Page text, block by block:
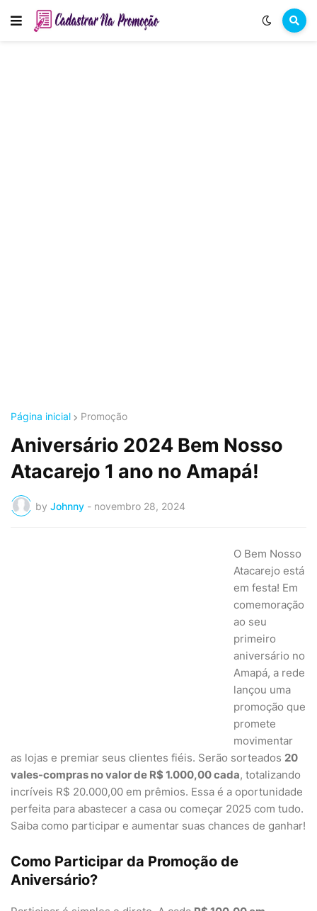
Página inicial Promoção
Aniversário 2024 Bem Nosso
Atacarejo 1 ano no Amapá!
by Johnny - novembro 28, 2024
O Bem Nosso
Atacarejo está
em festa! Em
comemoração
ao seu
primeiro
aniversário no
Amapá, a rede
lançou uma
promoção que
promete
movimentar
as lojas e premiar seus clientes fiéis. Serão sorteados 20
vales-compras no valor de R$ 1.000,00 cada, totalizando
incríveis R$ 20.000,00 em prêmios. Essa é a oportunidade
perfeita para abastecer a casa ou começar 2025 com tudo.
Saiba como participar e aumentar suas chances de ganhar!
Como Participar da Promoção de
Aniversário?